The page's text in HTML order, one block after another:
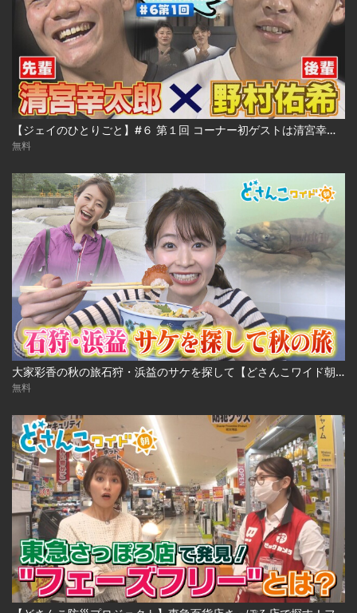
【ジェイのひとりごと】#６ 第１回 コーナー初ゲストは清宮幸太郎センパイ ※2023年10月18日 放送
無料
大家彩香の秋の旅石狩・浜益のサケを探して【どさんこワイド朝】 ※2023年10月3日 放送
無料